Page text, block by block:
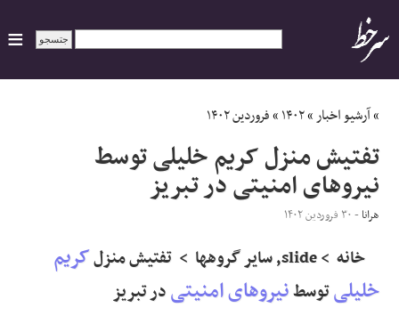
ایران
سیاسی
اقتصاد
ورزشی
جهان
»آرشیو اخبار»۱۴۰۲»فروردین ۱۴۰۲
تفتیش منزل کریم خلیلی توسط
نیروهای امنیتی در تبریز
هرانا - ۳۰ فروردین ۱۴۰۲
خانه > slide, سایر گروهها > تفتیش منزل
کریم
خلیلیتوسطنیروهای امنیتیدر تبریز